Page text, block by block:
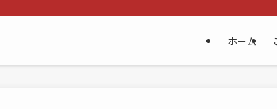
ホーム